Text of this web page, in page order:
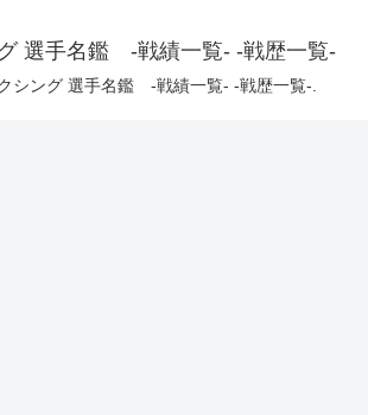
選手名鑑 -戦績一覧- -戦歴一覧-
シング 選手名鑑 -戦績一覧- -戦歴一覧-.